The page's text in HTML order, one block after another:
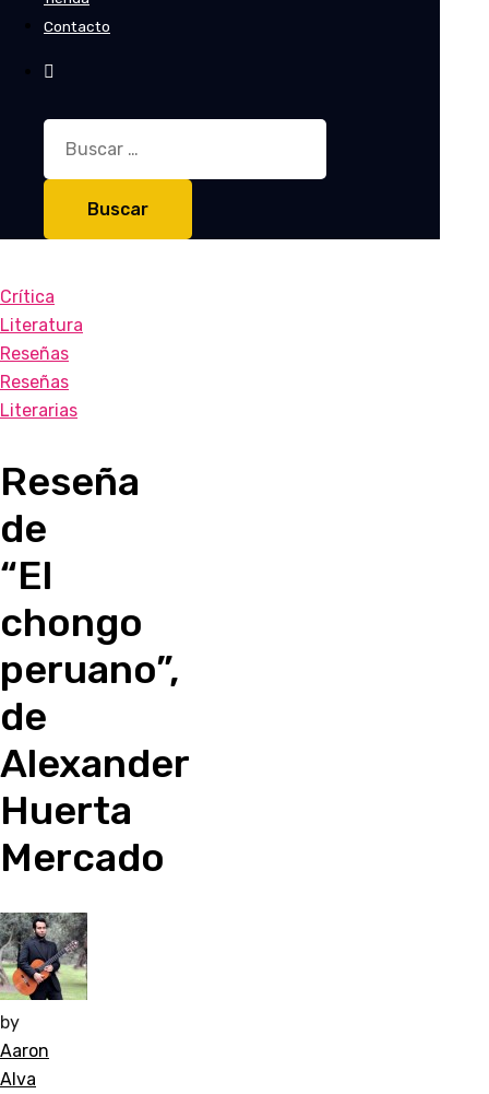
Contacto
Buscar:
Crítica
Literatura
Reseñas
Reseñas
Literarias
Reseña
de
“El
chongo
peruano”,
de
Alexander
Huerta
Mercado
by
Aaron
Alva